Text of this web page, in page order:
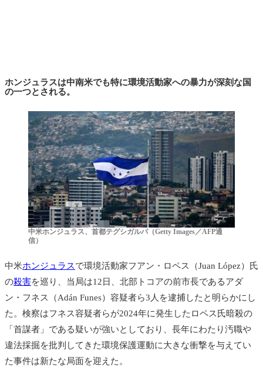
ホンジュラスは中南米でも特に環境活動家への暴力が深刻な国
の一つとされる。
中米ホンジュラス、首都テグシガルパ（Getty Images／AFP通
信）
中米ホンジュラスで環境活動家フアン・ロペス（Juan López）氏
の殺害を巡り、当局は12日、北部トコアの前市長であるアダ
ン・フネス（Adán Funes）容疑者ら3人を逮捕したと明らかにし
た。検察はフネス容疑者らが2024年に発生したロペス氏暗殺の
「首謀者」である疑いが強いとしており、長年にわたり汚職や
違法採掘を批判してきた環境保護運動に大きな衝撃を与えてい
た事件は新たな局面を迎えた。